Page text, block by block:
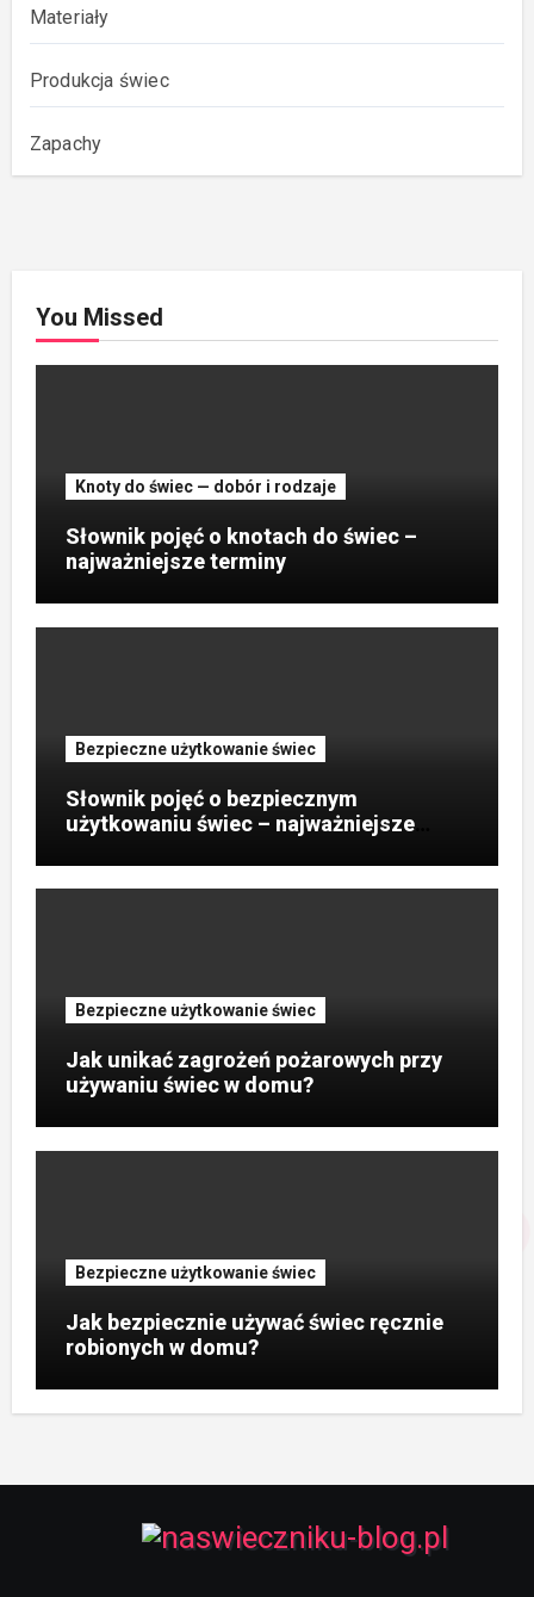
Materiały
Produkcja świec
Zapachy
You Missed
Knoty do świec — dobór i rodzaje
Słownik pojęć o knotach do świec –
najważniejsze terminy
Bezpieczne użytkowanie świec
Słownik pojęć o bezpiecznym
użytkowaniu świec – najważniejsze
Bezpieczne użytkowanie świec
Jak unikać zagrożeń pożarowych przy
używaniu świec w domu?
Bezpieczne użytkowanie świec
Jak bezpiecznie używać świec ręcznie
robionych w domu?